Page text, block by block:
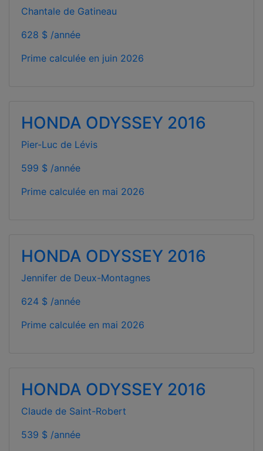
Chantale de Gatineau
628 $ /année
Prime calculée en juin 2026
HONDA ODYSSEY 2016
Pier-Luc de Lévis
599 $ /année
Prime calculée en mai 2026
HONDA ODYSSEY 2016
Jennifer de Deux-Montagnes
624 $ /année
Prime calculée en mai 2026
HONDA ODYSSEY 2016
Claude de Saint-Robert
539 $ /année